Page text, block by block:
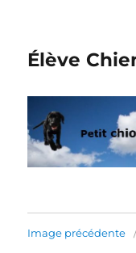
Élève
Image précédente